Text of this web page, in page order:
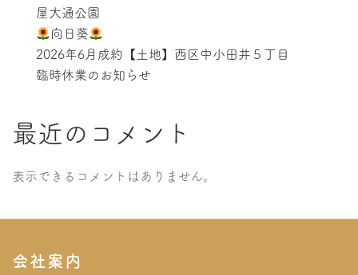
屋大通公園
向日葵
2026年6月成約【土地】西区中小田井５丁目
臨時休業のお知らせ
最近のコメント
表示できるコメントはありません。
会社案内